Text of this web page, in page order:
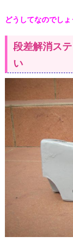
どうしてなのでしょ
段差解消ス
い